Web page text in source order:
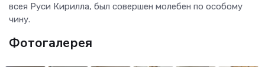
всея Руси Кирилла, был совершен молебен по особому
чину.
Фотогалерея